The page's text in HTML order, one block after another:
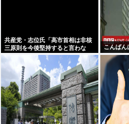
共産党・志位氏「高市首相は非核
三原則を今後堅持すると言わな
い！」
こんばん